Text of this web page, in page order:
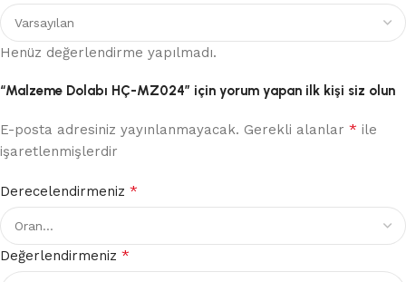
Henüz değerlendirme yapılmadı.
“Malzeme Dolabı HÇ-MZ024” için yorum yapan ilk kişi siz olun
E-posta adresiniz yayınlanmayacak. Gerekli alanlar * ile
işaretlenmişlerdir
Derecelendirmeniz *
Değerlendirmeniz *